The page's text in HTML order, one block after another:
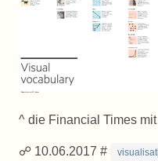
^ die Financial Times
☍ 10.06.2017 #